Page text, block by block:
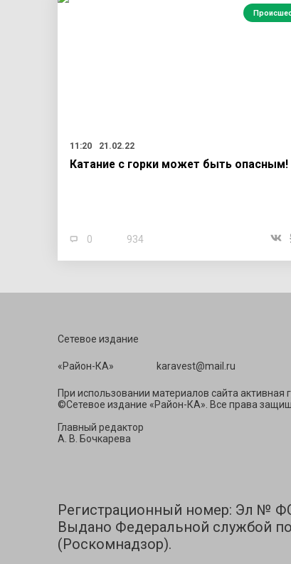
11:20 21.02.22
Катание с горки может быть опасным!
0 934
Сетевое издание
«Район-КА»
При использовании материалов сайта активная
©Сетевое издание «Район-КА». Все права
Главный редактор
А. В. Бочкарева
Регистрационный номер: Эл №
Выдано Федеральной службой
(Роскомнадзор).